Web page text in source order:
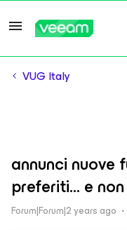
VUG Italy
annunci nuove
preferiti... e non
Forum|Forum|2 years ago